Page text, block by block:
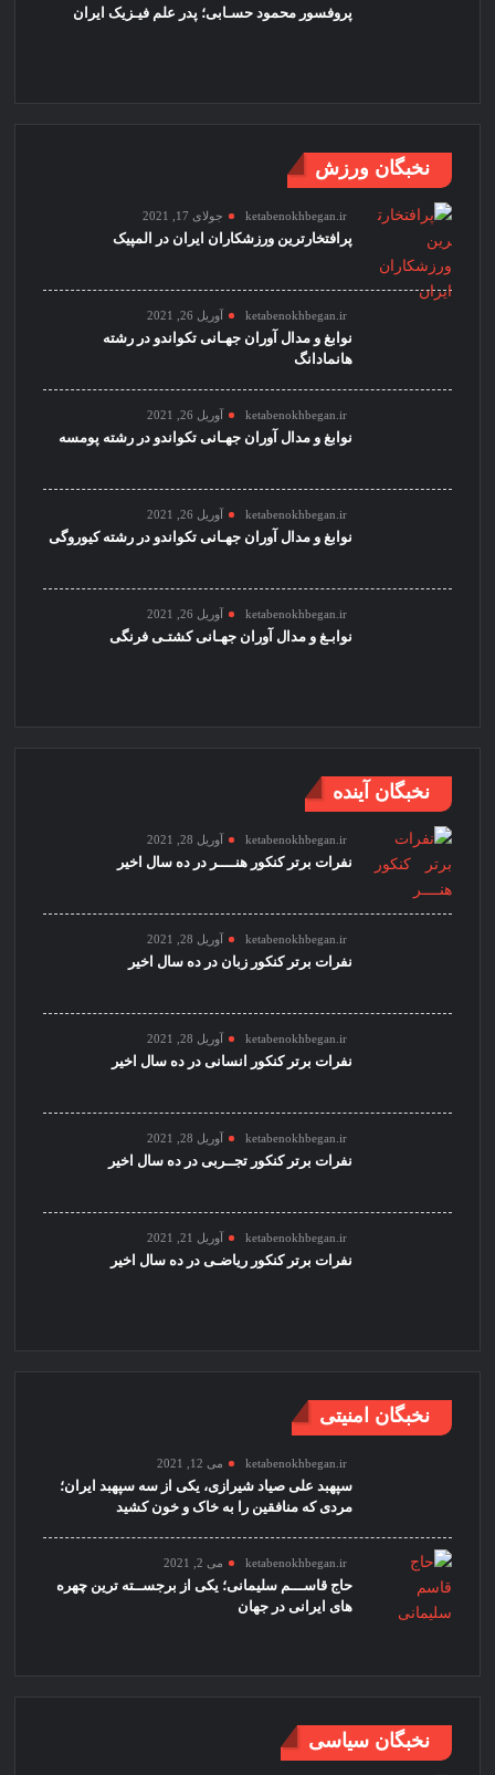
پروفسور محمود حسـابی؛ پدر علم فیـزیک ایران
نخبگان ورزش
ketabenokhbegan.ir جولای 17, 2021
پرافتخارترین ورزشکاران ایران در المپیک
ketabenokhbegan.ir آوریل 26, 2021
نوابغ و مدال آوران جهـانی تکواندو در رشته
هانمادانگ
ketabenokhbegan.ir آوریل 26, 2021
نوابغ و مدال آوران جهـانی تکواندو در رشته پومسه
ketabenokhbegan.ir آوریل 26, 2021
نوابغ و مدال آوران جهـانی تکواندو در رشته کیوروگی
ketabenokhbegan.ir آوریل 26, 2021
نوابـغ و مدال آوران جهـانی کشتـی فرنگی
نخبگان آینده
ketabenokhbegan.ir آوریل 28, 2021
نفرات برتر کنکور هنــــر در ده سال اخیر
ketabenokhbegan.ir آوریل 28, 2021
نفرات برتر کنکور زبان در ده سال اخیر
ketabenokhbegan.ir آوریل 28, 2021
نفرات برتر کنکور انسانی در ده سال اخیر
ketabenokhbegan.ir آوریل 28, 2021
نفرات برتر کنکور تجــربی در ده سال اخیر
ketabenokhbegan.ir آوریل 21, 2021
نفرات برتر کنکور ریاضـی در ده سال اخیر
نخبگان امنیتی
ketabenokhbegan.ir می 12, 2021
سپهبد علی صیاد شیرازی، یکی از سه سپهبد ایران؛
مردی که منافقین را به خاک و خون کشید
ketabenokhbegan.ir می 2, 2021
حاج قاســـم سلیمانی؛ یکی از برجســته ترین چهره
های ایرانی در جهان
نخبگان سیاسی